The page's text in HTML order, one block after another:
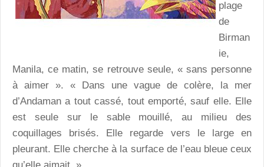
plage
de
Birman
ie,
Manila, ce matin, se retrouve seule, « sans personne
à aimer ». « Dans une vague de colère, la mer
d’Andaman a tout cassé, tout emporté, sauf elle. Elle
est seule sur le sable mouillé, au milieu des
coquillages brisés. Elle regarde vers le large en
pleurant. Elle cherche à la surface de l’eau bleue ceux